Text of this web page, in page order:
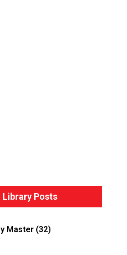
Library Posts
Master (32)